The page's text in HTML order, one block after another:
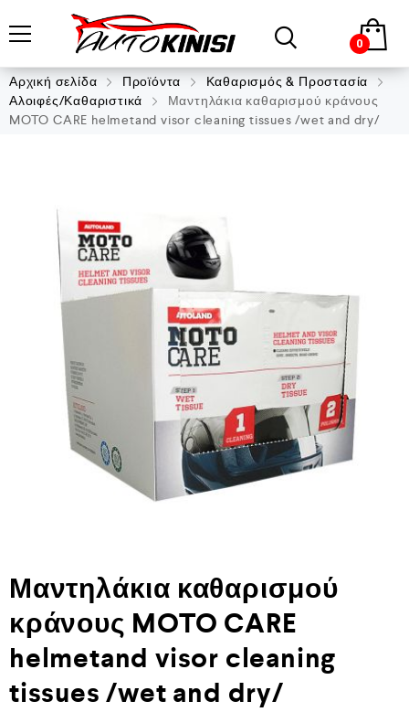
0
Αρχική σελίδα Προϊόντα
Καθαρισμός & Προστασία
Αλοιφές/Καθαριστικά
Μαντηλάκια καθαρισμού κράνους
MOTO CARE helmetand visor cleaning tissues /wet and dry/
Μαντηλάκια καθαρισμού
κράνους MOTO CARE
helmetand visor cleaning
tissues /wet and dry/